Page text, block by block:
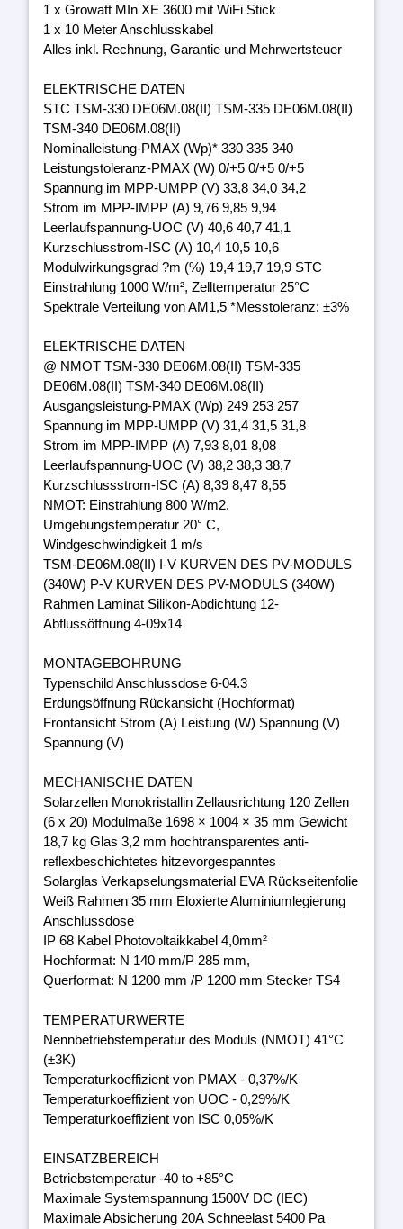
1 x Growatt MIn XE 3600 mit WiFi Stick
1 x 10 Meter Anschlusskabel
Alles inkl. Rechnung, Garantie und Mehrwertsteuer
ELEKTRISCHE DATEN
STC TSM-330 DE06M.08(II) TSM-335 DE06M.08(II)
TSM-340 DE06M.08(II)
Nominalleistung-PMAX (Wp)* 330 335 340
Leistungstoleranz-PMAX (W) 0/+5 0/+5 0/+5
Spannung im MPP-UMPP (V) 33,8 34,0 34,2
Strom im MPP-IMPP (A) 9,76 9,85 9,94
Leerlaufspannung-UOC (V) 40,6 40,7 41,1
Kurzschlusstrom-ISC (A) 10,4 10,5 10,6
Modulwirkungsgrad ?m (%) 19,4 19,7 19,9 STC
Einstrahlung 1000 W/m², Zelltemperatur 25°C
Spektrale Verteilung von AM1,5 *Messtoleranz: ±3%
ELEKTRISCHE DATEN
@ NMOT TSM-330 DE06M.08(II) TSM-335
DE06M.08(II) TSM-340 DE06M.08(II)
Ausgangsleistung-PMAX (Wp) 249 253 257
Spannung im MPP-UMPP (V) 31,4 31,5 31,8
Strom im MPP-IMPP (A) 7,93 8,01 8,08
Leerlaufspannung-UOC (V) 38,2 38,3 38,7
Kurzschlussstrom-ISC (A) 8,39 8,47 8,55
NMOT: Einstrahlung 800 W/m2,
Umgebungstemperatur 20° C,
Windgeschwindigkeit 1 m/s
TSM-DE06M.08(II) I-V KURVEN DES PV-MODULS
(340W) P-V KURVEN DES PV-MODULS (340W)
Rahmen Laminat Silikon-Abdichtung 12-
Abflussöffnung 4-09x14
MONTAGEBOHRUNG
Typenschild Anschlussdose 6-04.3
Erdungsöffnung Rückansicht (Hochformat)
Frontansicht Strom (A) Leistung (W) Spannung (V)
Spannung (V)
MECHANISCHE DATEN
Solarzellen Monokristallin Zellausrichtung 120 Zellen
(6 x 20) Modulmaße 1698 × 1004 × 35 mm Gewicht
18,7 kg Glas 3,2 mm hochtransparentes anti-
reflexbeschichtetes hitzevorgespanntes
Solarglas Verkapselungsmaterial EVA Rückseitenfolie
Weiß Rahmen 35 mm Eloxierte Aluminiumlegierung
Anschlussdose
IP 68 Kabel Photovoltaikkabel 4,0mm²
Hochformat: N 140 mm/P 285 mm,
Querformat: N 1200 mm /P 1200 mm Stecker TS4
TEMPERATURWERTE
Nennbetriebstemperatur des Moduls (NMOT) 41°C
(±3K)
Temperaturkoeffizient von PMAX - 0,37%/K
Temperaturkoeffizient von UOC - 0,29%/K
Temperaturkoeffizient von ISC 0,05%/K
EINSATZBEREICH
Betriebstemperatur -40 to +85°C
Maximale Systemspannung 1500V DC (IEC)
Maximale Absicherung 20A Schneelast 5400 Pa